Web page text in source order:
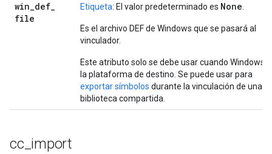
win_def_
file
Etiqueta: El valor predeterminado es None
Es el archivo DEF de Windows que se pasará al
vinculador.
Este atributo solo se debe usar cuando Windows
la plataforma de destino. Se puede usar para
exportar símbolos durante la vinculación de una
biblioteca compartida.
cc import